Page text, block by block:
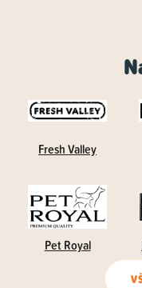
Fresh Valley
Pet Royal